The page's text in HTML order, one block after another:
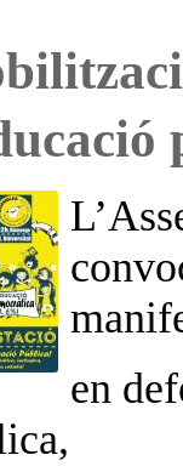
en